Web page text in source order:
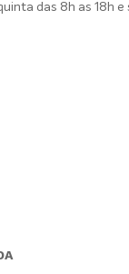
das 8h as 18h e